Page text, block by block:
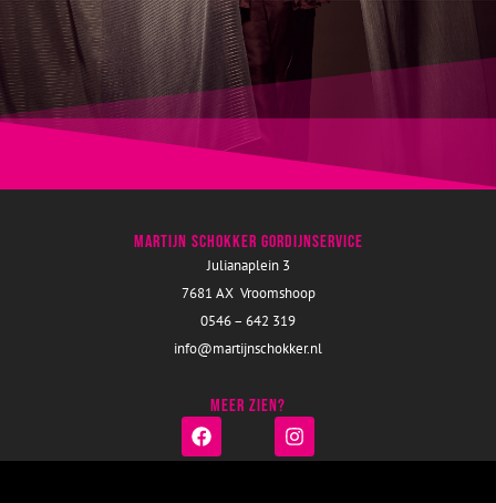
Martijn Schokker Gordijnservice
Julianaplein 3
7681 AX Vroomshoop
0546 – 642 319
info@martijnschokker.nl
Meer zien?